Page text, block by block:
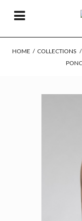
HOME / COLLECTIONS /